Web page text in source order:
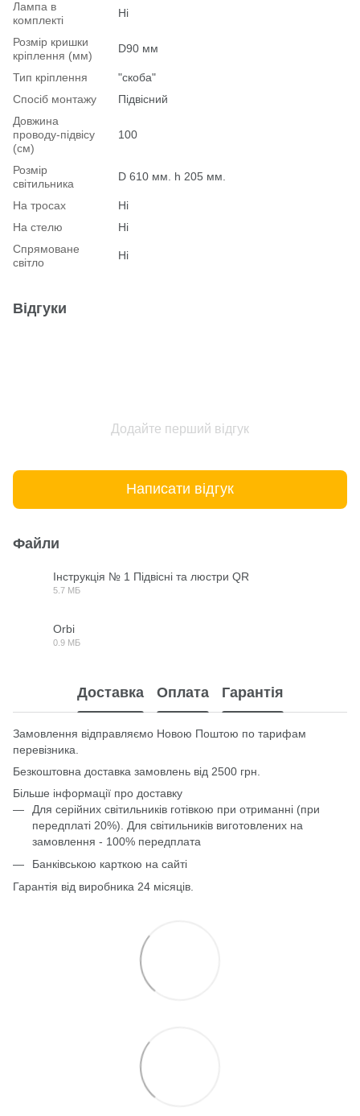
Лампа в
комплекті
Ні
Розмір кришки
кріплення (мм)
D90 мм
Тип кріплення
"скоба"
Спосіб монтажу
Підвісний
Довжина
проводу-підвісу
(см)
100
Розмір
світильника
D 610 мм. h 205 мм.
На тросах
Ні
На стелю
Ні
Спрямоване
світло
Ні
Відгуки
Додайте перший відгук
Написати відгук
Файли
Інструкція № 1 Підвісні та люстри QR
5.7 МБ
Orbi
0.9 МБ
Доставка Оплата Гарантія
Замовлення відправляємо Новою Поштою по тарифам
перевізника.
Безкоштовна доставка замовлень від 2500 грн.
Більше інформації про доставку
Для серійних світильників готівкою при отриманні (при
передплаті 20%). Для світильників виготовлених на
замовлення - 100% передплата
Банківською карткою на сайті
Гарантія від виробника 24 місяців.